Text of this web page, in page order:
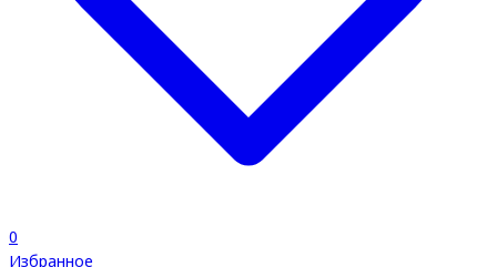
0
Избранное